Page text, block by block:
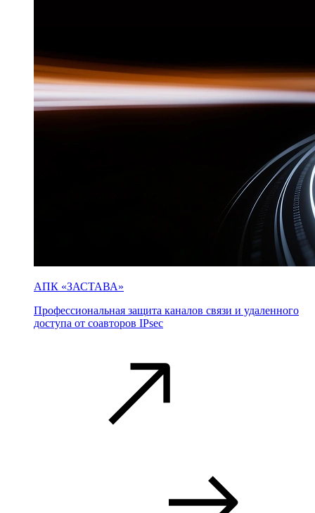
АПК «ЗАСТАВА»
Профессиональная защита каналов связи и удаленного
доступа от соавторов IPsec